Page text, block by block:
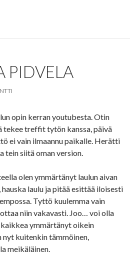
PIDVELA
opin kerran youtubesta. Otin
tekee treffit tytön kanssa, päivä
ei vain ilmaannu paikalle. Herätti
tein siitä oman version.
olen ymmärtänyt laulun aivan
hauska laulu ja pitää esittää iloisesti
Tyttö kuulemma vain
niin vakavasti. Joo… voi olla
kaikkea ymmärtänyt oikein
kuitenkin tämmöinen,
meikäläinen.